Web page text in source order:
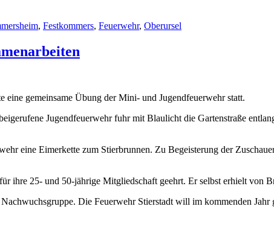
, Festkommers, Feuerwehr, Oberursel
gemeinsame Übung der Mini- und Jugendfeuerwehr statt.
Jugendfeuerwehr fuhr mit Blaulicht die Gartenstraße
eine Eimerkette zum Stierbrunnen. Zu Begeisterung der
ihre 25- und 50-jährige Mitgliedschaft geehrt. Er selbst erhielt von
Die Feuerwehr Stierstadt will im kommenden